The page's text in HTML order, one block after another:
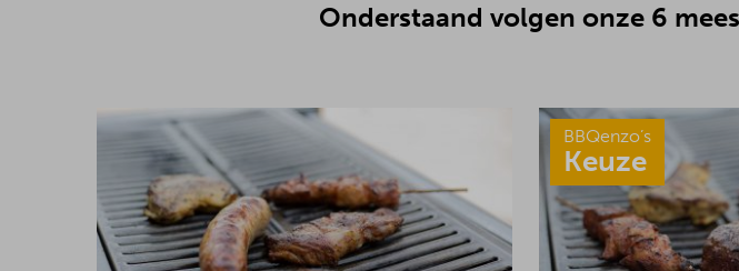
Onderstaand volgen onze 6
BBQenzo’s
Keuze